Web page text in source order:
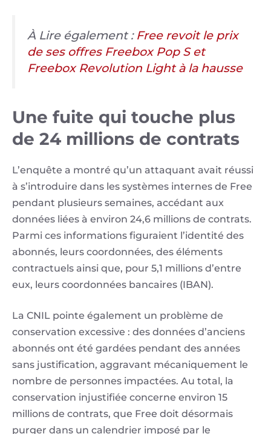
À Lire également : Free revoit le prix
de ses offres Freebox Pop S et
Freebox Revolution Light à la hausse
Une fuite qui touche plus
de 24 millions de contrats
L’enquête a montré qu’un attaquant avait réussi
à s’introduire dans les systèmes internes de Free
pendant plusieurs semaines, accédant aux
données liées à environ 24,6 millions de contrats.
Parmi ces informations figuraient l’identité des
abonnés, leurs coordonnées, des éléments
contractuels ainsi que, pour 5,1 millions d’entre
eux, leurs coordonnées bancaires (IBAN).
La CNIL pointe également un problème de
conservation excessive : des données d’anciens
abonnés ont été gardées pendant des années
sans justification, aggravant mécaniquement le
nombre de personnes impactées. Au total, la
conservation injustifiée concerne environ 15
millions de contrats, que Free doit désormais
purger dans un calendrier imposé par le